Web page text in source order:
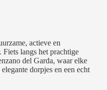
actieve en
Fiets langs het prachtige
del Garda, waar elke
dorpjes en een echt